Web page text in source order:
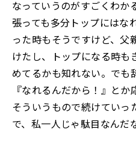
なっていうのがすごくわか
張っても多分トップにはな
った時もそうですけど、父
けたし、トップになる時も
めてるかも知れない。でも
『なれるんだから！』とか
そういうもので続けていっ
で、私一人じゃ駄目なんだ